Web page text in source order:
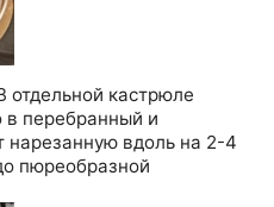
отдельной кастрюле
в перебранный и
вдоль на 2-4
пюреобразной